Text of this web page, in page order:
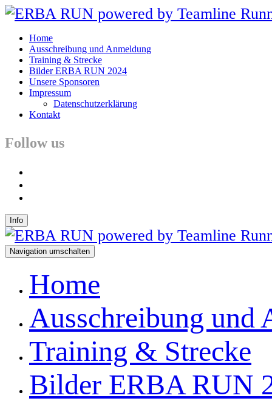
Home
Ausschreibung und Anmeldung
Training & Strecke
Bilder ERBA RUN 2024
Unsere Sponsoren
Impressum
Datenschutzerklärung
Kontakt
Follow us
Info
Navigation umschalten
Home
Ausschreibung und
Training & Strecke
Bilder ERBA RUN